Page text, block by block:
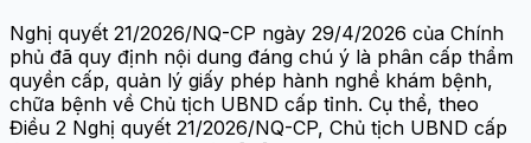
Nghị quyết 21/2026/NQ-CP ngày 29/4/2026 của Chính
phủ đã quy định nội dung đáng chú ý là phân cấp thẩm
quyền cấp, quản lý giấy phép hành nghề khám bệnh,
chữa bệnh về Chủ tịch UBND cấp tỉnh. Cụ thể, theo
Điều 2 Nghị quyết 21/2026/NQ-CP, Chủ tịch UBND cấp